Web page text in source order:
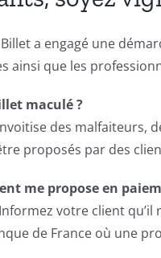
Billet a engagé une
ainsi que les
maculé ?
des malfaiteurs,
proposés par des
me propose en
votre client
de France où une